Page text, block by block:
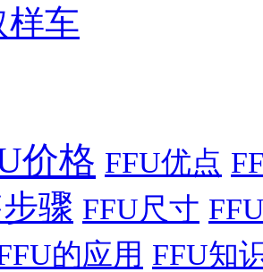
样车
价格 FFU优点
骤 FFU尺寸
的应用 FFU知